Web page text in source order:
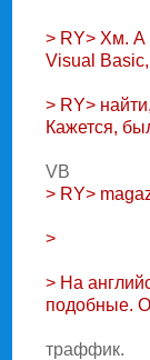
> RY> Хм. А
Visual
> RY>
Кажется,
VB
> RY>
>
> Hа
подобные.
траффик.